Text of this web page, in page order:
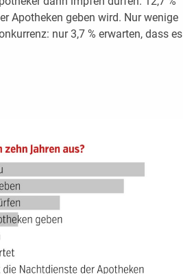
Apotheken geben wird. Nur wenige
nur 3,7 % erwarten, dass es